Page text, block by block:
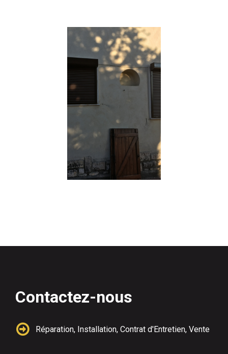
Contactez-nous
 Réparation, Installation, Contrat d'Entretien, Vente